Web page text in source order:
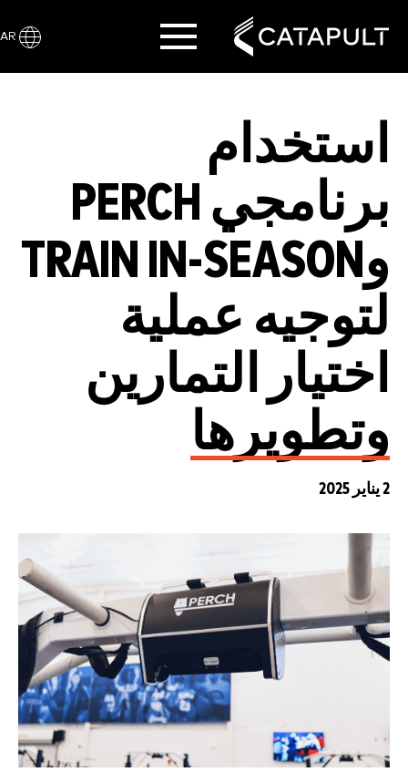
استخدام
برنامجي PERCH
وTRAIN IN-SEASON
لتوجيه عملية
اختيار التمارين
وتطويرها
2 يناير 2025